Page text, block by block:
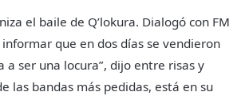
el baile de Q’lokura. Dialogó con FM
que en dos días se vendieron
a ser una locura”, dijo entre risas y
las bandas más pedidas, está en su